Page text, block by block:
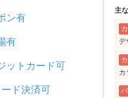
主
デ
カ
ン有
有
ットカード可
ド決済可